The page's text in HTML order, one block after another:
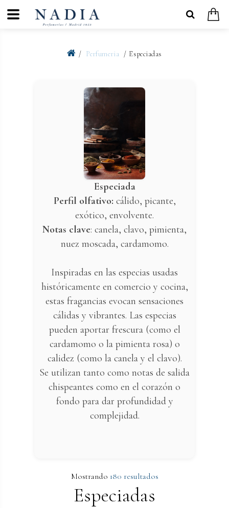
Perfumeria Especiadas
Especiada
Perfil olfativo: cálido, picante,
exótico, envolvente.
Notas clave: canela, clavo, pimienta,
nuez moscada, cardamomo.
Inspiradas en las especias usadas
históricamente en comercio y cocina,
estas fragancias evocan sensaciones
cálidas y vibrantes. Las especias
pueden aportar frescura (como el
cardamomo o la pimienta rosa) o
calidez (como la canela y el clavo).
Se utilizan tanto como notas de salida
chispeantes como en el corazón o
fondo para dar profundidad y
complejidad.
Mostrando 180 resultados
Especiadas